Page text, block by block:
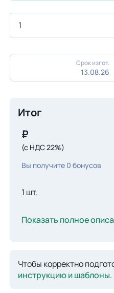
Срок изгот.
13.08.26
Итог
₽
(с НДС 22%)
Вы получите 0 бонусов
1 шт.
Показать полное
Чтобы корректно
инструкцию и шаблоны.